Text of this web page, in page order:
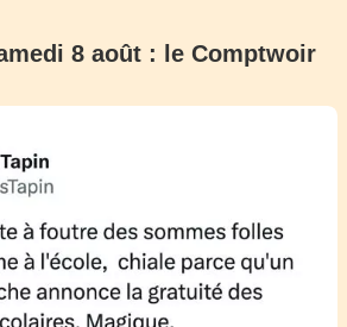
8 août : le Comptwoir